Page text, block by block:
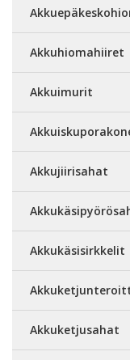
Akkuhiomahiiret
Akkuimurit
Akkujiirisahat
Akkukäsisirkkelit
Akkuketjusahat